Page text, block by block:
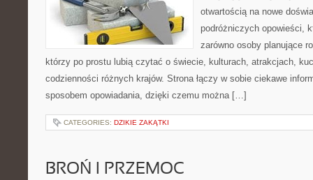
otwartością na nowe
podróżniczych opowieści,
zarówno osoby planujące
którzy po prostu lubią czytać o świecie, kulturach, atrakcjach,
codzienności różnych krajów. Strona łączy w sobie ciekawe
sposobem opowiadania, dzięki czemu można […]
CATEGORIES: DZIKIE ZAKĄTKI
BROŃ I PRZEMOC